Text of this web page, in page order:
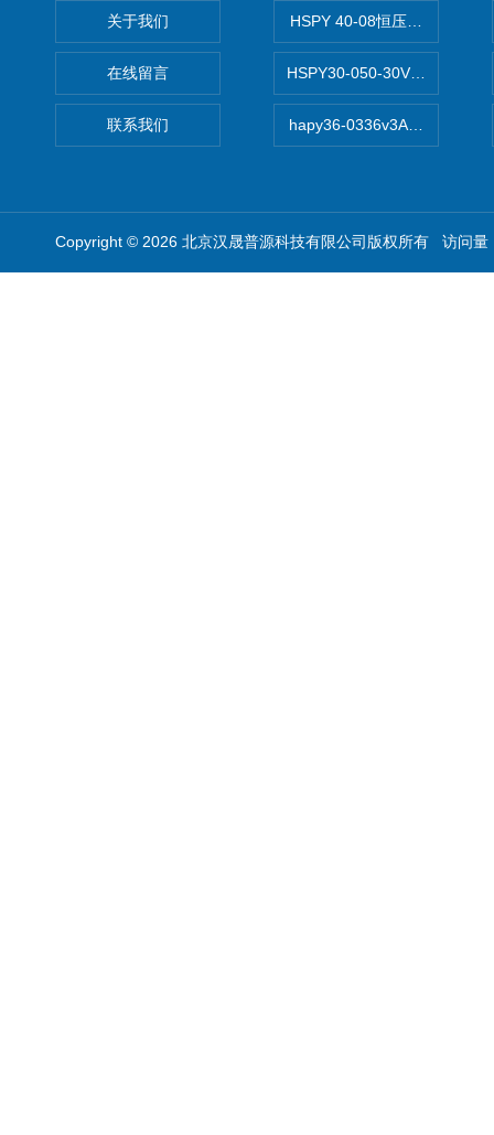
关于我们
在线留言
联系我们
HSPY 40-08恒压恒流恒功率
HSPY30-050-30V/-05A可调
hapy36-0336v3A高精度小型
Copyright © 2026 北京汉晟普源科技有限公司版权所有 访问量